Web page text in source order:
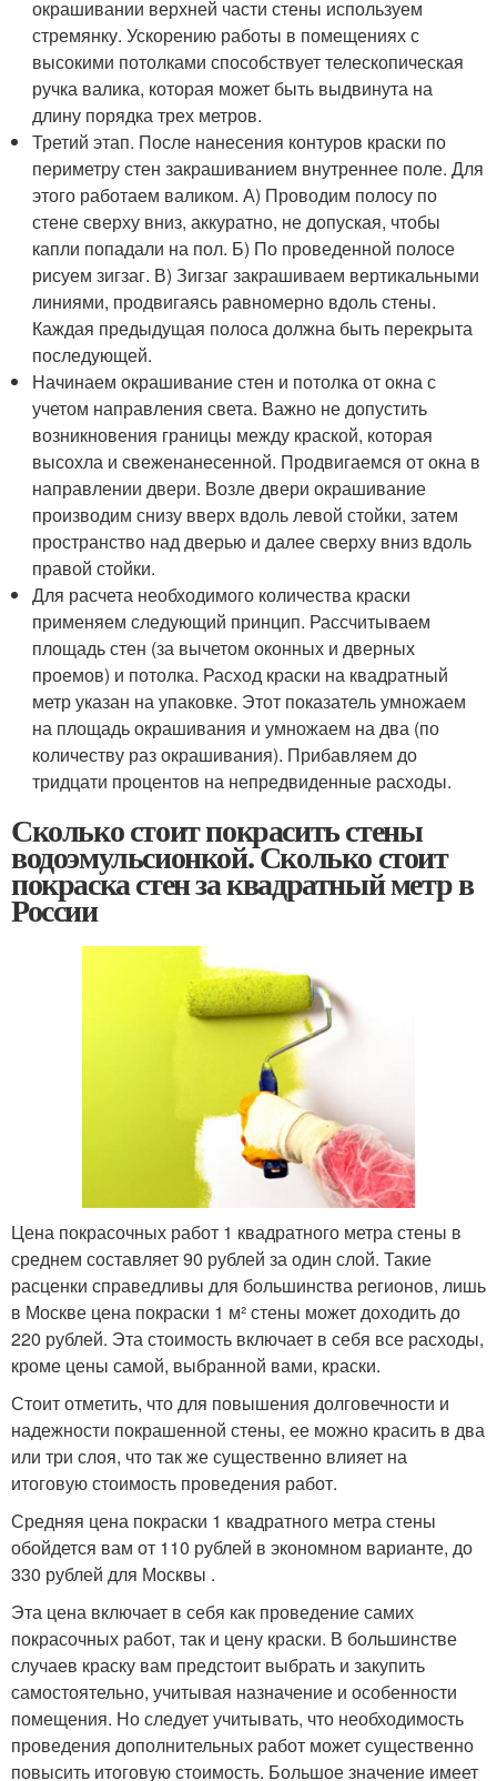
окрашивании верхней части стены используем
стремянку. Ускорению работы в помещениях с
высокими потолками способствует телескопическая
ручка валика, которая может быть выдвинута на
длину порядка трех метров.
Третий этап. После нанесения контуров краски по
периметру стен закрашиванием внутреннее поле. Для
этого работаем валиком. А) Проводим полосу по
стене сверху вниз, аккуратно, не допуская, чтобы
капли попадали на пол. Б) По проведенной полосе
рисуем зигзаг. В) Зигзаг закрашиваем вертикальными
линиями, продвигаясь равномерно вдоль стены.
Каждая предыдущая полоса должна быть перекрыта
последующей.
Начинаем окрашивание стен и потолка от окна с
учетом направления света. Важно не допустить
возникновения границы между краской, которая
высохла и свеженанесенной. Продвигаемся от окна в
направлении двери. Возле двери окрашивание
производим снизу вверх вдоль левой стойки, затем
пространство над дверью и далее сверху вниз вдоль
правой стойки.
Для расчета необходимого количества краски
применяем следующий принцип. Рассчитываем
площадь стен (за вычетом оконных и дверных
проемов) и потолка. Расход краски на квадратный
метр указан на упаковке. Этот показатель умножаем
на площадь окрашивания и умножаем на два (по
количеству раз окрашивания). Прибавляем до
тридцати процентов на непредвиденные расходы.
Сколько стоит покрасить стены
водоэмульсионкой. Сколько стоит
покраска стен за квадратный метр в
России
Цена покрасочных работ 1 квадратного метра стены в
среднем составляет 90 рублей за один слой. Такие
расценки справедливы для большинства регионов, лишь
в Москве цена покраски 1 м² стены может доходить до
220 рублей. Эта стоимость включает в себя все расходы,
кроме цены самой, выбранной вами, краски.
Стоит отметить, что для повышения долговечности и
надежности покрашенной стены, ее можно красить в два
или три слоя, что так же существенно влияет на
итоговую стоимость проведения работ.
Средняя цена покраски 1 квадратного метра стены
обойдется вам от 110 рублей в экономном варианте, до
330 рублей для Москвы .
Эта цена включает в себя как проведение самих
покрасочных работ, так и цену краски. В большинстве
случаев краску вам предстоит выбрать и закупить
самостоятельно, учитывая назначение и особенности
помещения. Но следует учитывать, что необходимость
проведения дополнительных работ может существенно
повысить итоговую стоимость. Большое значение имеет